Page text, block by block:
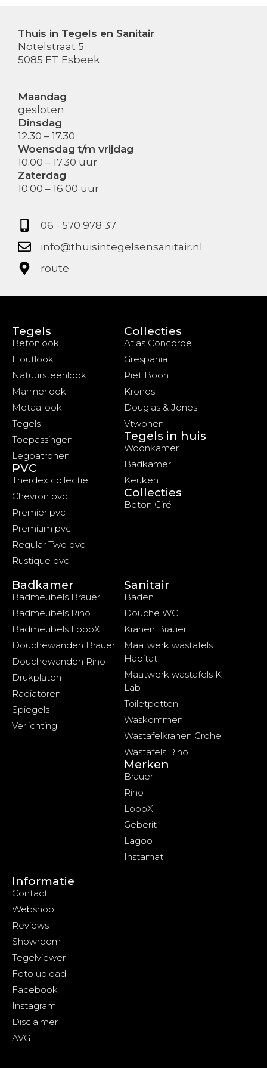
Thuis in Tegels en Sanitair
Notelstraat 5
5085 ET Esbeek
Maandag
gesloten
Dinsdag
12.30 – 17.30
Woensdag t/m vrijdag
10.00 – 17.30 uur
Zaterdag
10.00 – 16.00 uur
06 - 570 978 37
info@thuisintegelsensanitair.nl
route
Tegels
Betonlook
Houtlook
Natuursteenlook
Marmerlook
Metaallook
Tegels
Toepassingen
Legpatronen
PVC
Therdex collectie
Chevron pvc
Premier pvc
Premium pvc
Regular Two pvc
Rustique pvc
Collecties
Atlas Concorde
Grespania
Piet Boon
Kronos
Douglas & Jones
Vtwonen
Tegels in huis
Woonkamer
Badkamer
Keuken
Collecties
Beton Ciré
Badkamer
Badmeubels Brauer
Badmeubels Riho
Badmeubels LoooX
Douchewanden Brauer
Douchewanden Riho
Drukplaten
Radiatoren
Spiegels
Verlichting
Sanitair
Baden
Douche WC
Kranen Brauer
Maatwerk wastafels
Habitat
Maatwerk wastafels K-
Lab
Toiletpotten
Waskommen
Wastafelkranen Grohe
Wastafels Riho
Merken
Brauer
Riho
LoooX
Geberit
Lagoo
Instamat
Informatie
Contact
Webshop
Reviews
Showroom
Tegelviewer
Foto upload
Facebook
Instagram
Disclaimer
AVG